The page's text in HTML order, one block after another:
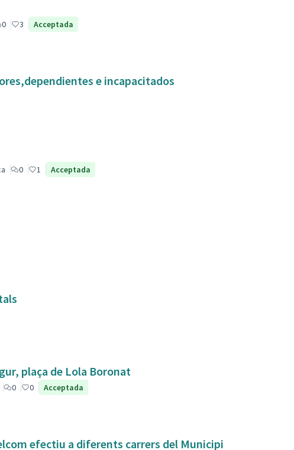
0 3 Acceptada
e incapacitados
0 1 Acceptada
plaça de Lola Boronat
0 0 Acceptada
efectiu a diferents carrers del Municipi